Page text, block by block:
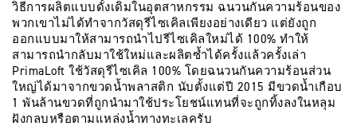
วิธีการผลิตแบบดั้งเดิมในอุตสาหกรรม ฉนวนกันความร้อนของ
พวกเขาไม่ได้ทำจากวัสดุรีไซเคิลเพียงอย่างเดียว แต่ยังถูก
ออกแบบมาให้สามารถนำไปรีไซเคิลใหม่ได้ 100% ทำให้
สามารถนำกลับมาใช้ใหม่และผลิตซ้ำได้ครั้งแล้วครั้งเล่า
PrimaLoft ใช้วัสดุรีไซเคิล 100% โดยฉนวนกันความร้อนส่วน
ใหญ่ได้มาจากขวดน้ำพลาสติก นับตั้งแต่ปี 2015 มีขวดน้ำเกือบ
1 พันล้านขวดที่ถูกนำมาใช้ประโยชน์แทนที่จะถูกทิ้งลงในหลุม
ฝังกลบหรือตามแหล่งน้ำทางทะเลครับ